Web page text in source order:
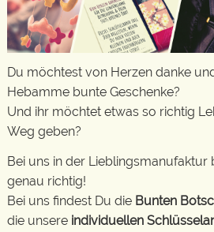
Du möchtest von Herzen danke
Hebamme bunte Geschenke?
Und ihr möchtet etwas so richtig
Weg geben?
Bei uns in der Lieblingsmanufaktur
genau richtig!
Bei uns findest Du die Bunten
die unsere individuellen